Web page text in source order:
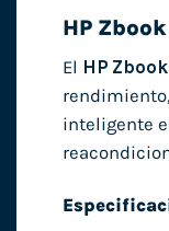
HP
El HP
inteligente